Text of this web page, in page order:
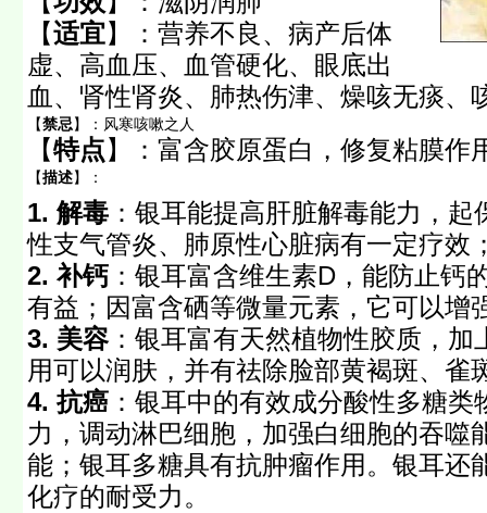
【适宜】： 营养不良、病产后体
虚、高血压、血管硬化、眼底出
血、肾性肾炎、肺热伤津、燥咳无痰、
【禁忌】： 风寒咳嗽之人
【特点】： 富含胶原蛋白，修复粘膜作
【描述】：
1. 解毒 ：银耳能提高肝脏解毒能力，
性支气管炎、肺原性心脏病有一定疗效
2. 补钙 ：银耳富含维生素D，能防止钙
有益；因富含硒等微量元素，它可以增
3. 美容 ：银耳富有天然植物性胶质，
用可以润肤，并有祛除脸部黄褐斑、雀
4. 抗癌 ：银耳中的有效成分酸性多糖
力，调动淋巴细胞，加强白细胞的吞噬
能；银耳多糖具有抗肿瘤作用。银耳还
化疗的耐受力。